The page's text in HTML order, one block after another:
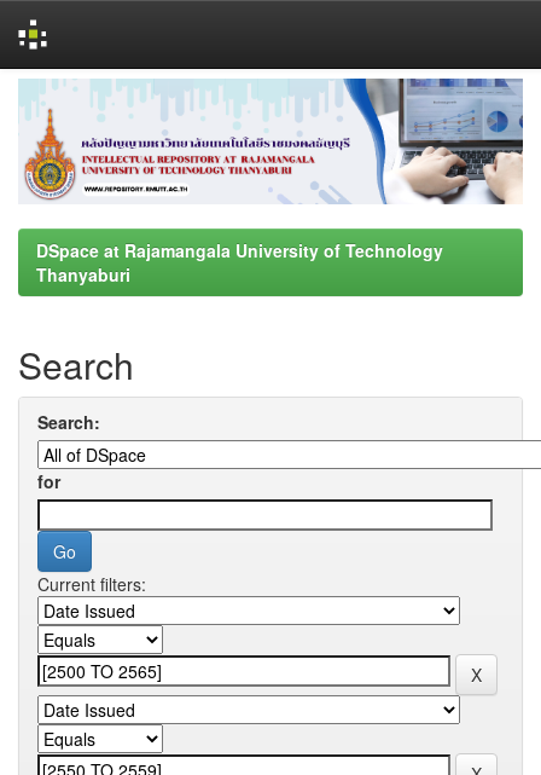
navigation
DSpace at Rajamangala University of Technology
Thanyaburi
Search
Search:
for
Current filters: